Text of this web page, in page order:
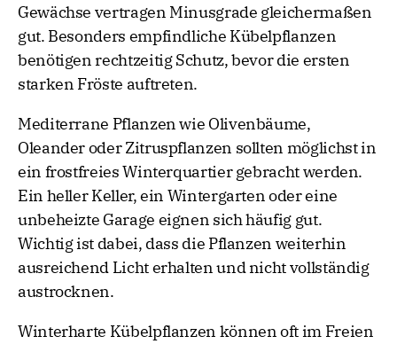
Gewächse vertragen Minusgrade gleichermaßen
gut. Besonders empfindliche Kübelpflanzen
benötigen rechtzeitig Schutz, bevor die ersten
starken Fröste auftreten.
Mediterrane Pflanzen wie Olivenbäume,
Oleander oder Zitruspflanzen sollten möglichst in
ein frostfreies Winterquartier gebracht werden.
Ein heller Keller, ein Wintergarten oder eine
unbeheizte Garage eignen sich häufig gut.
Wichtig ist dabei, dass die Pflanzen weiterhin
ausreichend Licht erhalten und nicht vollständig
austrocknen.
Winterharte Kübelpflanzen können oft im Freien